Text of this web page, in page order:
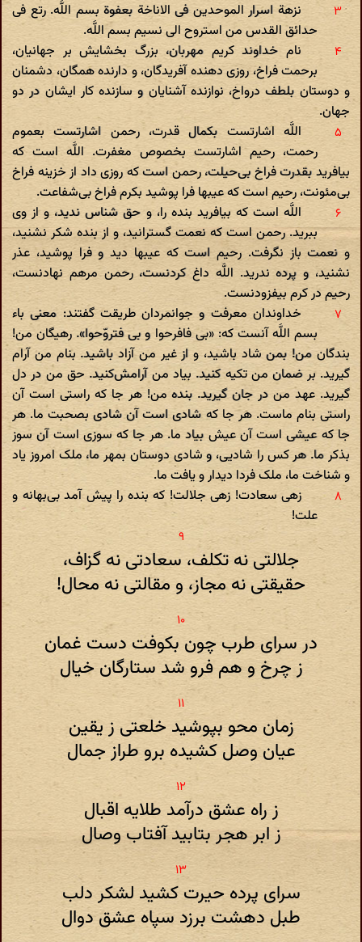
نزهة اسرار الموحدین فی الاناخة بعفوة بسم اللَّه. رتع فی
حدائق القدس من استروح الی نسیم بسم اللَّه.
نام خداوند کریم مهربان، بزرگ بخشایش بر جهانیان،
برحمت فراخ، روزی دهنده آفریدگان، و دارنده همگان، دشمنان
و دوستان بلطف درواخ، نوازنده آشنایان و سازنده کار ایشان در دو
جهان.
اللَّه اشارتست بکمال قدرت، رحمن اشارتست بعموم
رحمت، رحیم اشارتست بخصوص مغفرت. اللَّه است که
بیافرید بقدرت فراخ بی‌حیلت، رحمن است که روزی داد از خزینه فراخ
بی‌مئونت، رحیم است که عیبها فرا پوشید بکرم فراخ بی‌شفاعت.
اللَّه است که بیافرید بنده را، و حق شناس ندید، و از وی
ببرید. رحمن است که نعمت گسترانید، و از بنده شکر نشنید،
و نعمت باز نگرفت. رحیم است که عیبها دید و فرا پوشید، عذر
نشنید، و پرده ندرید. اللَّه داغ کردنست، رحمن مرهم نهادنست،
رحیم در کرم بیفزودنست.
خداوندان معرفت و جوانمردان طریقت گفتند: معنی باء
بسم اللَّه آنست که: «بی فافرحوا و بی فتروّحوا». رهیگان من!
بندگان من! بمن شاد باشید، و از غیر من آزاد باشید. بنام من آرام
گیرید. بر ضمان من تکیه کنید. بیاد من آرامش‌کنید. حق من در دل
گیرید. عهد من در جان گیرید. بنده من! هر جا که راستی است آن
راستی بنام ماست. هر جا که شادی است آن شادی بصحبت ما. هر
جا که عیشی است آن عیش بیاد ما. هر جا که سوزی است آن سوز
بذکر ما. هر کس را شادیی، و شادی دوستان بمهر ما، ملک امروز یاد
و شناخت ما، ملک فردا دیدار و یافت ما.
زهی سعادت! زهی جلالت! که بنده را پیش آمد بی‌بهانه و
علت!
جلالتی نه تکلف، سعادتی نه گزاف،
حقیقتی نه مجاز، و مقالتی نه محال!
در سرای طرب چون بکوفت دست غمان
ز چرخ و هم فرو شد ستارگان خیال
زمان محو بپوشید خلعتی ز یقین
عیان وصل کشیده برو طراز جمال
ز راه عشق درآمد طلایه اقبال
ز ابر هجر بتابید آفتاب وصال‌
سرای پرده حیرت کشید لشکر دلب
طبل دهشت برزد سپاه عشق دوال